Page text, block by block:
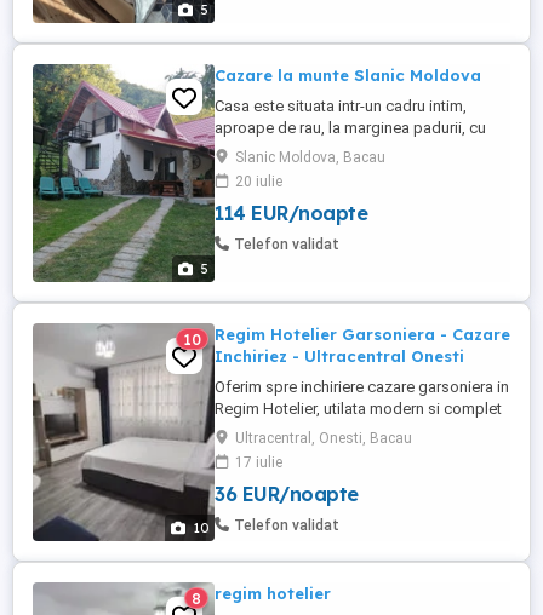
5
5
Cazare la munte Slanic Moldova
Casa este situata intr-un cadru intim,
aproape de rau, la marginea padurii, cu
vedere la râul Slanic. Va oferim parcare
gratuita, internet, uscator de par, acces la
gratar și hamac. Tarife: de luni pana
duminica 600 lei seara. Situată la 3 km de
întrarea în stațiune și la 9 km de Salina
Slanic Moldova, Bacau
20 iulie
114 EUR/noapte
Telefon validat
10
10
Regim Hotelier Garsoniera - Cazare
Inchiriez - Ultracentral Onesti
Oferim spre inchiriere cazare garsoniera in
Regim Hotelier, utilata modern si complet
mobilata, toate echipamentele fiind in
perfecta stare de functionare. Locatia
este situata intr-o zona Ultracentrala si
usor accesibila a orasului Onesti,
oferindu-va totodata un spatiu generos de
Ultracentral, Onesti, Bacau
17 iulie
36 EUR/noapte
Telefon validat
8 regim hotelier